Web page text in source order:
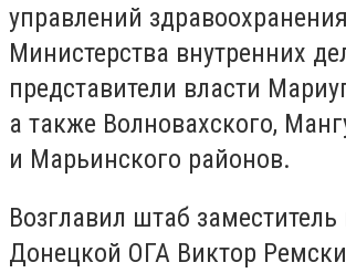
управлений
Министерства внутренних
представители власти
а также Волновахского,
и Марьинского районов.
Возглавил штаб заместитель
Донецкой ОГА Виктор